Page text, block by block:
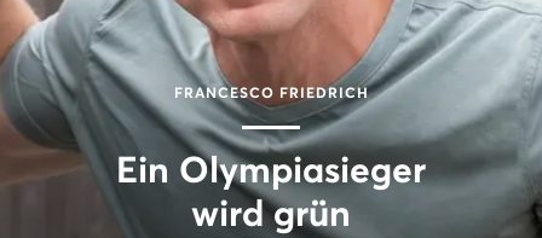
FRANCESCO FRIEDRICH
Ein Olympiasieger
wird grün